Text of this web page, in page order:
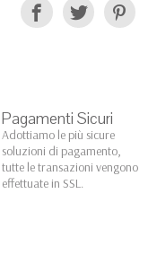
Pagamenti Sicuri
Adottiamo le più sicure
soluzioni di pagamento,
tutte le transazioni vengono
effettuate in SSL.